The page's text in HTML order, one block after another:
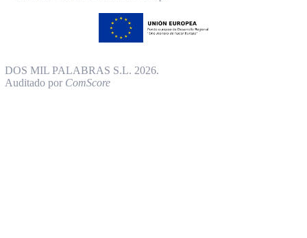
DOS MIL PALABRAS S.L. 2026.
Auditado por ComScore